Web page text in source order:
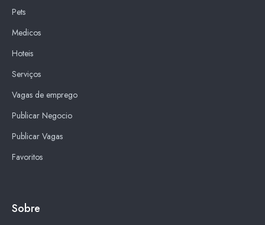
Pets
Medicos
Hoteis
Serviços
Vagas de emprego
Publicar Negocio
Publicar Vagas
Favoritos
Sobre